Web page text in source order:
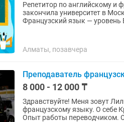
Репетитор по английскому и французскому
закончила университет в
Французский язык — уровень
Алматы, позавчера
Преподаватель
8 000 - 12 000 ₸
Здравствуйте! Меня зовут
французскому языку. О себе Красный диплом Института иностранных языков (г. Алматы).
Опыт работы переводчиком.